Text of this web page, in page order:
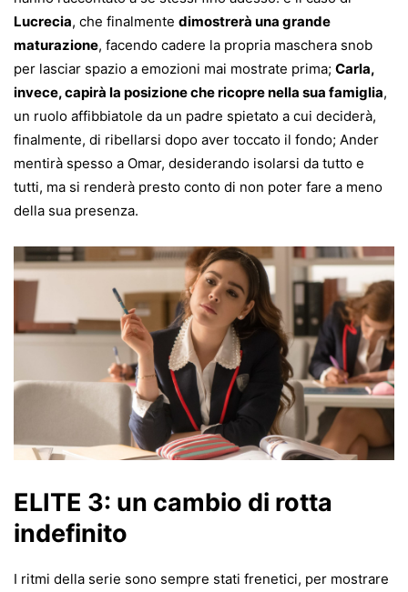
Lucrecia, che finalmente dimostrerà una grande
maturazione, facendo cadere la propria maschera snob
per lasciar spazio a emozioni mai mostrate prima; Carla,
invece, capirà la posizione che ricopre nella sua famiglia,
un ruolo affibbiatole da un padre spietato a cui deciderà,
finalmente, di ribellarsi dopo aver toccato il fondo; Ander
mentirà spesso a Omar, desiderando isolarsi da tutto e
tutti, ma si renderà presto conto di non poter fare a meno
della sua presenza.
ELITE 3: un cambio di rotta
indefinito
I ritmi della serie sono sempre stati frenetici, per mostrare